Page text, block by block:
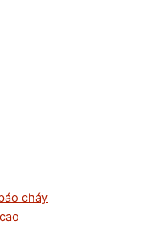
cháy